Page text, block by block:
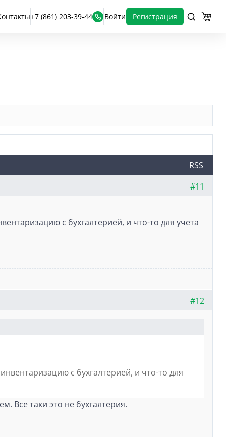
+7 (861) 203-39-44 Войти Регистрация
RSS
#11
с бухгалтерией, и что-то для учета
#12
с бухгалтерией, и что-то для
Все таки это не бухгалтерия.